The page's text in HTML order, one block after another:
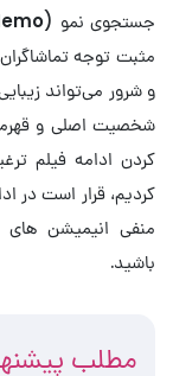
جستجوی نمو (
مثبت توجه
و شرور می‌تواند
شخصیت اصلی و
کردن ادامه فیلم
کردیم، قرار است در
منفی انیمیشن های
باشید.
مطلب